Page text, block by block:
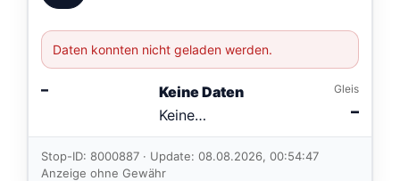
Daten konnten nicht geladen werden.
–
Keine Daten
Keine
Verbindungen
im aktuellen
Feed.
Gleis
–
Stop-ID: 8000887 · Update: 08.08.2026, 00:54:47
Anzeige ohne Gewähr